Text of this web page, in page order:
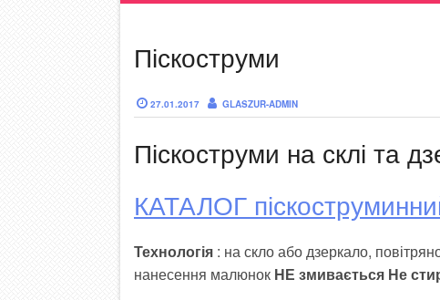
Піскоструми на дзеркалі
Піскоструми на склі
Піскоструми на дзеркалі по амальгамі
УФ друк на дзеркалі
УФ друк на інших
Фотодрук
Годинник з фотодруком
Піскоструми
27.01.2017 GLASZUR-ADMIN
Піскоструми на склі та
КАТАЛОГ
Технологія : на скло або дзеркало,
нанесення малюнок НЕ змивається Не